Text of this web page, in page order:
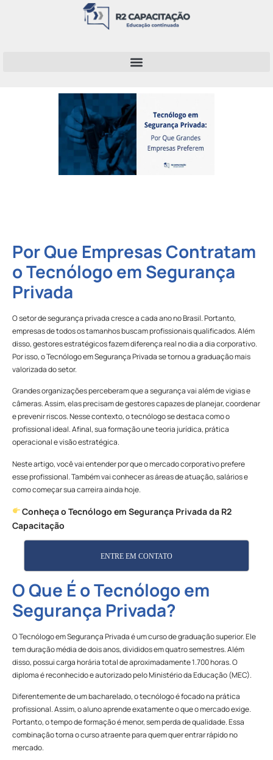
Por Que Empresas Contratam
o Tecnólogo em Segurança
Privada
O setor de segurança privada cresce a cada ano no Brasil. Portanto,
empresas de todos os tamanhos buscam profissionais qualificados. Além
disso, gestores estratégicos fazem diferença real no dia a dia corporativo.
Por isso, o Tecnólogo em Segurança Privada se tornou a graduação mais
valorizada do setor.
Grandes organizações perceberam que a segurança vai além de vigias e
câmeras. Assim, elas precisam de gestores capazes de planejar, coordenar
e prevenir riscos. Nesse contexto, o tecnólogo se destaca como o
profissional ideal. Afinal, sua formação une teoria jurídica, prática
operacional e visão estratégica.
Neste artigo, você vai entender por que o mercado corporativo prefere
esse profissional. Também vai conhecer as áreas de atuação, salários e
como começar sua carreira ainda hoje.
Conheça o Tecnólogo em Segurança Privada da R2
Capacitação
ENTRE EM CONTATO
O Que É o Tecnólogo em
Segurança Privada?
O Tecnólogo em Segurança Privada é um curso de graduação superior. Ele
tem duração média de dois anos, divididos em quatro semestres. Além
disso, possui carga horária total de aproximadamente 1.700 horas. O
diploma é reconhecido e autorizado pelo Ministério da Educação (MEC).
Diferentemente de um bacharelado, o tecnólogo é focado na prática
profissional. Assim, o aluno aprende exatamente o que o mercado exige.
Portanto, o tempo de formação é menor, sem perda de qualidade. Essa
combinação torna o curso atraente para quem quer entrar rápido no
mercado.